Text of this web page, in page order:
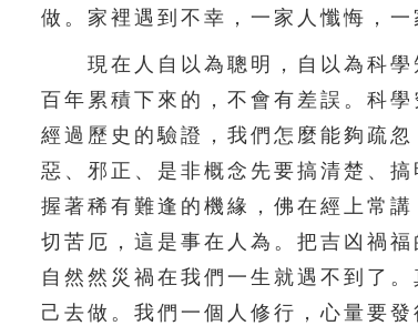
做。家裡遇到不幸，一家人懺悔，
現在人自以為聰明，自以為科學
百年累積下來的，不會有差誤。科
經過歷史的驗證，我們怎麼能夠疏
惡、邪正、是非概念先要搞清楚、
握著稀有難逢的機緣，佛在經上常
切苦厄，這是事在人為。把吉凶禍
自然然災禍在我們一生就遇不到了
己去做。我們一個人修行，心量要